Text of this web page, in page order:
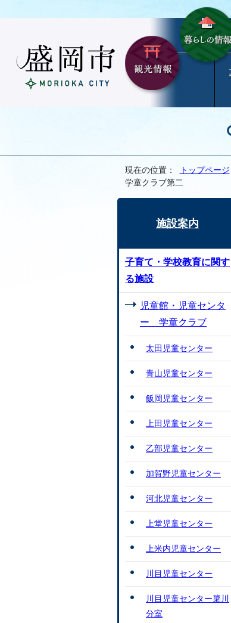
現在の位置： トップページ
学童クラブ第二
施設案内
子育て・学校教育に関す
る施設
児童館・児童センタ
ー 学童クラブ
太田児童センター
青山児童センター
飯岡児童センター
上田児童センター
乙部児童センター
加賀野児童センター
河北児童センター
上堂児童センター
上米内児童センター
川目児童センター
川目児童センター簗川
分室